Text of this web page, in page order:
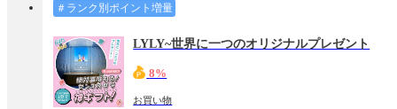
＃ランク別ポイント増量
LYLY~世界に一つのオリジナルプレゼント
8%
お買い物